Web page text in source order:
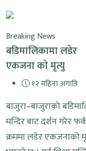
Breaking News
बडिमालिकामा लडेर
एकजना काे मृत्यु
१२ महिना अगाडि
बाजुरा–बाजुराको
मन्दिर बाट दर्शन गरेर
क्रममा लडेर एकजनाको